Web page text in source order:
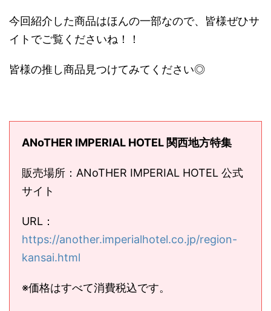
今回紹介した商品はほんの一部なので、皆様ぜひサ
イトでご覧くださいね！！
皆様の推し商品見つけてみてください◎
ANoTHER IMPERIAL HOTEL 関西地方特集
販売場所：ANoTHER IMPERIAL HOTEL 公式
サイト
URL：
https://another.imperialhotel.co.jp/region-
kansai.html
※価格はすべて消費税込です。